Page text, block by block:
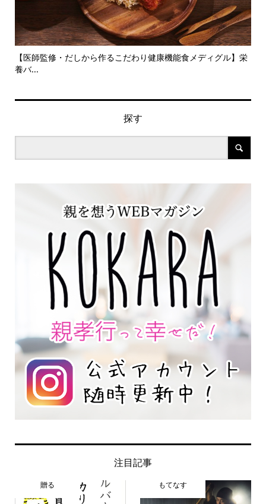
【医師監修・だしから作るこだわり健康機能食メディグル】栄
養バ...
探す
注目記事
贈る もてなす